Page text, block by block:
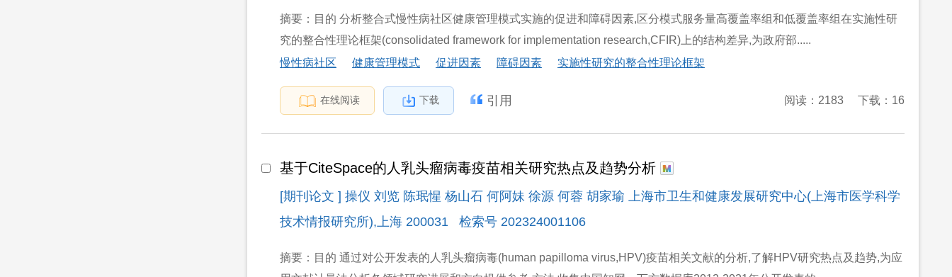
摘要：目的 分析整合式慢性病社区健康管理模式实施的促进和障碍因素,区分模式服务量高覆盖率组和低覆盖率组在实施性研
究的整合性理论框架(consolidated framework for implementation research,CFIR)上的结构差异,为政府部.....
慢性病社区
健康管理模式 促进因素 障碍因素 实施性研究的整合性理论框架
在线阅读 下载 引用 阅读：2183 下载：16
基于CiteSpace的人乳头瘤病毒疫苗相关研究热点及趋势分析
[期刊论文 ] 操仪 刘览 陈珉惺 杨山石 何阿妹 徐源 何蓉 胡家瑜 上海市卫生和健康发展研究中心(上海市医学科学
技术情报研究所),上海 200031 检索号 202324001106
摘要：目的 通过对公开发表的人乳头瘤病毒(human papilloma virus,HPV)疫苗相关文献的分析,了解HPV研究热点及趋势,为应